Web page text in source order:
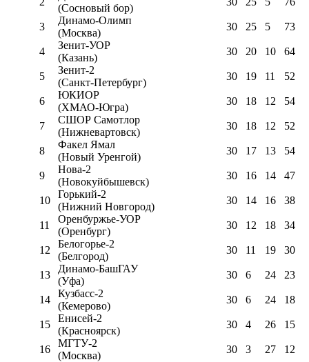
(Сосновый бор)
3
Динамо-Олимп
(Москва)
30 25 5 73
4
Зенит-УОР
(Казань)
30 20 10 64
5
Зенит-2
(Санкт-Петербург)
30 19 11 52
6
ЮКИОР
(ХМАО-Югра)
30 18 12 54
7
СШОР Самотлор
(Нижневартовск)
30 18 12 52
8
Факел Ямал
(Новый Уренгой)
30 17 13 54
9
Нова-2
(Новокуйбышевск)
30 16 14 47
10
Горький-2
(Нижний Новгород)
30 14 16 38
11
Оренбуржье-УОР
(Оренбург)
30 12 18 34
12
Белогорье-2
(Белгород)
30 11 19 30
13
Динамо-БашГАУ
(Уфа)
30 6 24 23
14
Кузбасс-2
(Кемерово)
30 6 24 18
15
Енисей-2
(Красноярск)
30 4 26 15
16
МГТУ-2
(Москва)
30 3 27 12